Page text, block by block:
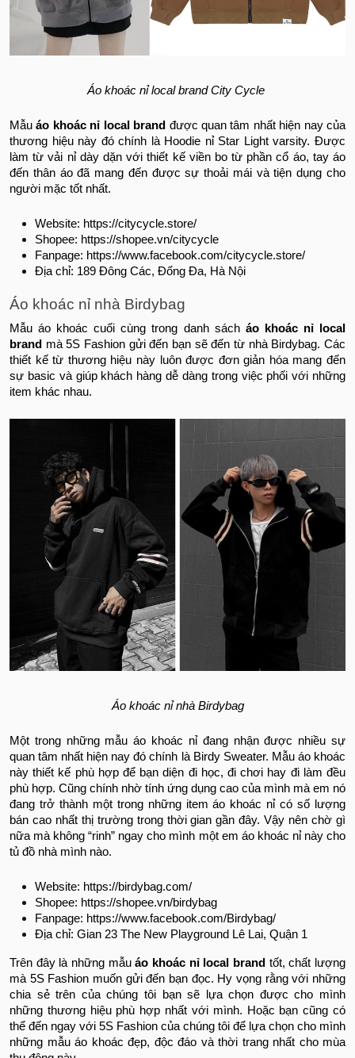
Áo khoác nỉ local brand City Cycle
Mẫuáo khoác nỉ local brand được quan tâm nhất hiện nay của
thương hiệu này đó chính là Hoodie nỉ Star Light varsity. Được
làm từ vải nỉ dày dặn với thiết kế viền bo từ phần cổ áo, tay áo
đến thân áo đã mang đến được sự thoải mái và tiện dụng cho
người mặc tốt nhất.
Website: https://citycycle.store/
Shopee: https://shopee.vn/citycycle
Fanpage: https://www.facebook.com/citycycle.store/
Địa chỉ: 189 Đông Các, Đống Đa, Hà Nội
Áo khoác nỉ nhà Birdybag
Mẫu áo khoác cuối cùng trong danh sách áo khoác nỉ local
brand mà 5S Fashion gửi đến bạn sẽ đến từ nhà Birdybag. Các
thiết kế từ thương hiệu này luôn được đơn giản hóa mang đến
sự basic và giúp khách hàng dễ dàng trong việc phối với những
item khác nhau.
Áo khoác nỉ nhà Birdybag
Một trong những mẫu áo khoác nỉ đang nhận được nhiều sự
quan tâm nhất hiện nay đó chính là Birdy Sweater. Mẫu áo khoác
này thiết kế phù hợp để bạn diện đi học, đi chơi hay đi làm đều
phù hợp. Cũng chính nhờ tính ứng dụng cao của mình mà em nó
đang trở thành một trong những item áo khoác nỉ có số lượng
bán cao nhất thị trường trong thời gian gần đây. Vậy nên chờ gì
nữa mà không “rinh” ngay cho mình một em áo khoác nỉ này cho
tủ đồ nhà mình nào.
Website: https://birdybag.com/
Shopee: https://shopee.vn/birdybag
Fanpage: https://www.facebook.com/Birdybag/
Địa chỉ: Gian 23 The New Playground Lê Lai, Quận 1
Trên đây là những mẫuáo khoác nỉ local brand tốt, chất lượng
mà 5S Fashion muốn gửi đến bạn đọc. Hy vọng rằng với những
chia sẻ trên của chúng tôi bạn sẽ lựa chọn được cho mình
những thương hiệu phù hợp nhất với mình. Hoặc bạn cũng có
thể đến ngay với 5S Fashion của chúng tôi để lựa chọn cho mình
những mẫu áo khoác đẹp, độc đáo và thời trang nhất cho mùa